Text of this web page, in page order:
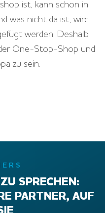
ist, kann schon in
was nicht da ist, wird
werden. Deshalb
One-Stop-Shop und
zu sein.
SPRECHEN:
PARTNER, AUF